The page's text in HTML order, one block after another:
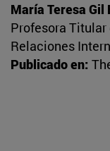
María Teresa Gil
Profesora
Relaciones
Publicado en: